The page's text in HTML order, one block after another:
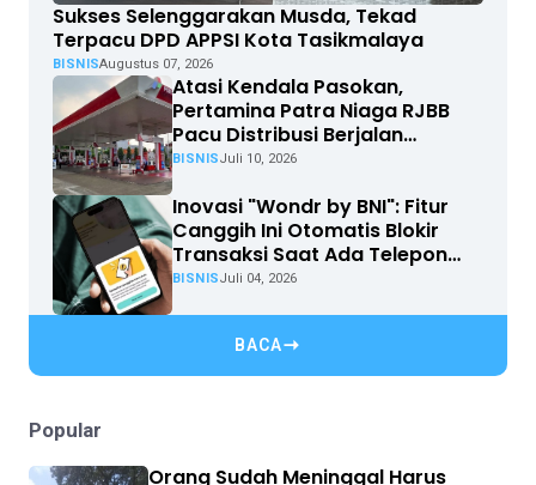
Sukses Selenggarakan Musda, Tekad
Terpacu DPD APPSI Kota Tasikmalaya
BISNISAugustus 07, 2026
Atasi Kendala Pasokan,
Pertamina Patra Niaga RJBB
Pacu Distribusi Berjalan
Optimal
BISNISJuli 10, 2026
Inovasi "Wondr by BNI": Fitur
Canggih Ini Otomatis Blokir
Transaksi Saat Ada Telepon
Masuk
BISNISJuli 04, 2026
BACA
Popular
Orang Sudah Meninggal Harus